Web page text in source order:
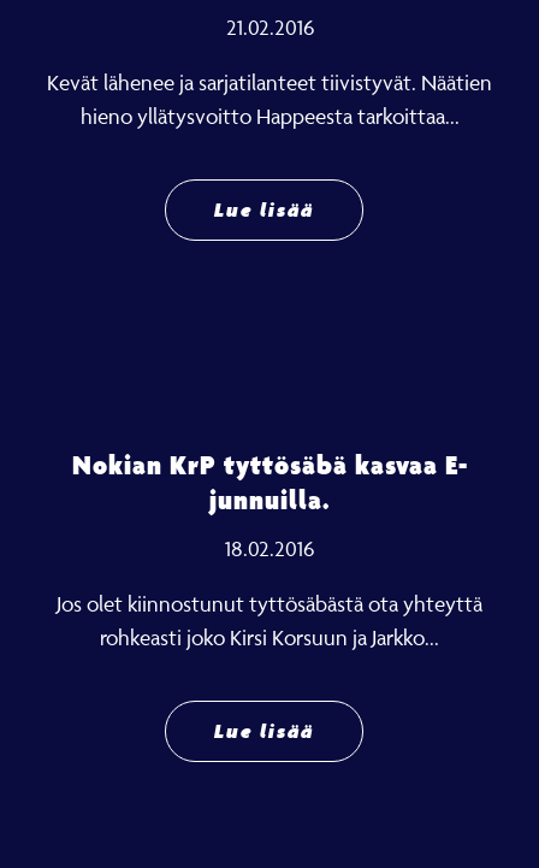
21.02.2016
Kevät lähenee ja sarjatilanteet tiivistyvät. Näätien
hieno yllätysvoitto Happeesta tarkoittaa...
Lue lisää
Nokian KrP tyttösäbä kasvaa E-
junnuilla.
18.02.2016
Jos olet kiinnostunut tyttösäbästä ota yhteyttä
rohkeasti joko Kirsi Korsuun ja Jarkko...
Lue lisää